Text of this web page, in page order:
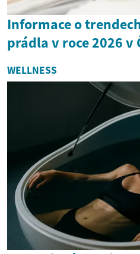
Informace o
prádla v roce 2026 v
WELLNESS